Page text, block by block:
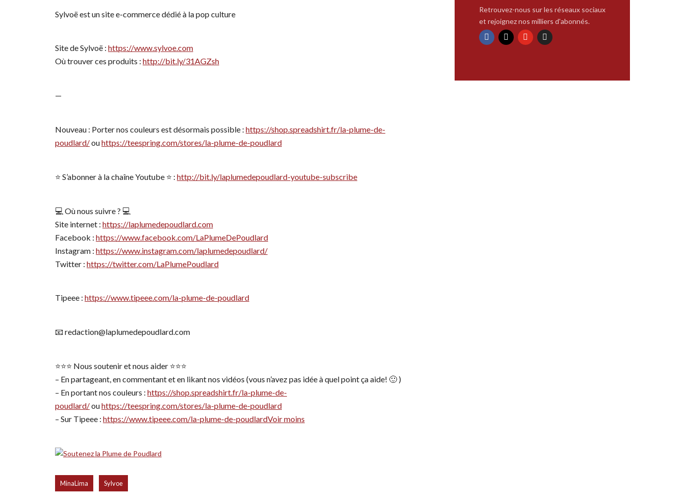
Sylvoë est un site e-commerce dédié à la pop culture
Site de Sylvoë : https://www.sylvoe.com
Où trouver ces produits : http://bit.ly/31AGZsh
—
Nouveau : Porter nos couleurs est désormais possible : https://shop.spreadshirt.fr/la-plume-de-
poudlard/ouhttps://teespring.com/stores/la-plume-de-poudlard
⭐️ S’abonner à la chaîne Youtube ⭐️ : http://bit.ly/laplumedepoudlard-youtube-subscribe
💻 Où nous suivre ? 💻
Site internet : https://laplumedepoudlard.com
Facebook : https://www.facebook.com/LaPlumeDePoudlard
Instagram : https://www.instagram.com/laplumedepoudlard/
Twitter : https://twitter.com/LaPlumePoudlard
Tipeee : https://www.tipeee.com/la-plume-de-poudlard
📧 redaction@laplumedepoudlard.com
⭐️⭐️⭐️ Nous soutenir et nous aider ⭐️⭐️⭐️
– En partageant, en commentant et en likant nos vidéos (vous n’avez pas idée à quel point ça aide! 🙂 )
– En portant nos couleurs : https://shop.spreadshirt.fr/la-plume-de-
poudlard/ouhttps://teespring.com/stores/la-plume-de-poudlard
– Sur Tipeee : https://www.tipeee.com/la-plume-de-poudlardVoir moins
MinaLima Sylvoe
Retrouvez-nous sur les réseaux sociaux
et rejoignez nos milliers d'abonnés.